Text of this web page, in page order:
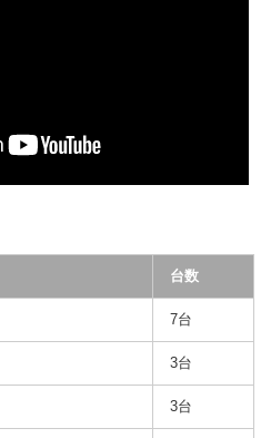
台数
7台
3台
3台